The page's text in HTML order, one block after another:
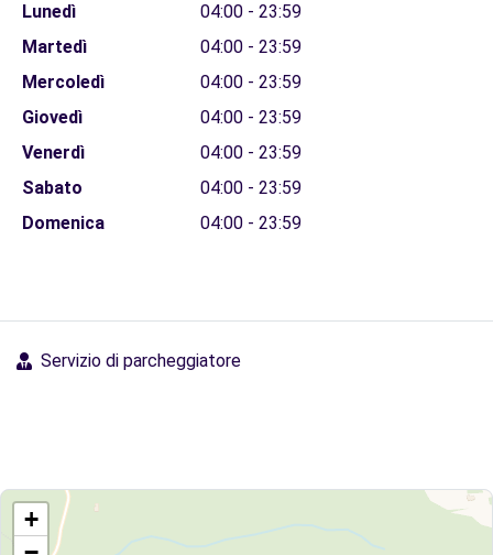
Lunedì
04:00 - 23:59
Martedì
04:00 - 23:59
Mercoledì
04:00 - 23:59
Giovedì
04:00 - 23:59
Venerdì
04:00 - 23:59
Sabato
04:00 - 23:59
Domenica
04:00 - 23:59
Servizio di parcheggiatore
+